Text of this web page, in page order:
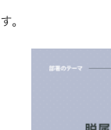
す。